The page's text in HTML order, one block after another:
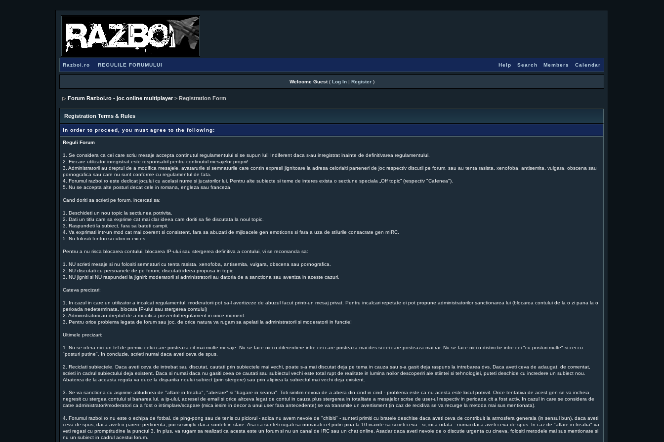
Razboi.ro REGULILE FORUMULUI Help Search Members Calendar
Welcome Guest( Log In| Register)
Forum Razboi.ro - joc online multiplayer > Registration Form
Registration Terms & Rules
In order to proceed, you must agree to the following:
Reguli Forum
1. Se considera ca cei care scriu mesaje accepta continutul regulamentului si se supun lui! Indiferent daca s-au inregistrat inainte de definitivarea regulamentului.
2. Fiecare utilizator inregistrat este responsabil pentru continutul mesajelor proprii!
3. Administratorii au dreptul de a modifica mesajele, avatarurile si semnaturile care contin expresii jignitoare la adresa celorlalti parteneri de joc respectiv discutii pe forum, sau au tenta rasista, xenofoba, antisemita, vulgara, obscena sau
pornografica sau care nu sunt conforme cu regulamentul de fata.
4. Forumul razboi.ro este dedicat jocului cu acelasi nume si jucatorilor lui. Pentru alte subiecte si teme de interes exista o sectiune speciala „Off topic” (respectiv "Cafenea").
5. Nu se accepta alte posturi decat cele in romana, engleza sau franceza.
Cand doriti sa scrieti pe forum, incercati sa:
1. Deschideti un nou topic la sectiunea potrivita.
2. Dati un titlu care sa exprime cat mai clar ideea care doriti sa fie discutata la noul topic.
3. Raspundeti la subiect, fara sa bateti campii.
4. Va exprimati intr-un mod cat mai coerent si consistent, fara sa abuzati de mijloacele gen emoticons si fara a uza de stilurile consacrate gen mIRC.
5. Nu folositi fonturi si culori in exces.
Pentru a nu risca blocarea contului, blocarea IP-ului sau stergerea definitiva a contului, vi se recomanda sa:
1. NU scrieti mesaje si nu folositi semnaturi cu tenta rasista, xenofoba, antisemita, vulgara, obscena sau pornografica.
2. NU discutati cu persoanele de pe forum; discutati ideea propusa in topic.
3. NU jigniti si NU raspundeti la jigniri; moderatorii si administratorii au datoria de a sanctiona sau avertiza in aceste cazuri.
Cateva precizari:
1. In cazul in care un utilizator a incalcat regulamentul, moderatorii pot sa-l avertizeze de abuzul facut printr-un mesaj privat. Pentru incalcari repetate ei pot propune administratorilor sanctionarea lui (blocarea contului de la o zi pana la o
perioada nedeterminata, blocara IP-ului sau stergerea contului)
2. Administratorii au dreptul de a modifica prezentul regulament in orice moment.
3. Pentru orice problema legata de forum sau joc, de orice natura va rugam sa apelati la administratorii si moderatorii in functie!
Ultimele precizari:
1. Nu se ofera nici un fel de premiu celui care posteaza cit mai multe mesaje. Nu se face nici o diferentiere intre cei care posteaza mai des si cei care posteaza mai rar. Nu se face nici o distinctie intre cei "cu posturi multe" si cei cu
"posturi putine". In concluzie, scrieti numai daca aveti ceva de spus.
2. Reciclati subiectele. Daca aveti ceva de intrebat sau discutat, cautati prin subiectele mai vechi, poate s-a mai discutat deja pe tema in cauza sau s-a gasit deja raspuns la intrebarea dvs. Daca aveti ceva de adaugat, de comentat,
scrieti in cadrul subiectului deja existent. Daca si numai daca nu gasiti ceea ce cautati sau subiectul vechi este total rupt de realitate in lumina noilor descoperiri ale stiintei si tehnologiei, puteti deschide cu incredere un subiect nou.
Abaterea de la aceasta regula va duce la disparitia noului subiect (prin stergere) sau prin alipirea la subiectul mai vechi deja existent.
3. Se va sanctiona cu asprime atitudinea de "aflare in treaba", "aberare" si "bagare in seama". Toti simtim nevoia de a abera din cind in cind - problema este ca nu acesta este locul potrivit. Orice tentativa de acest gen se va incheia
negresit cu stergea contului si banarea lui, a ip-ului, adresei de email si orice altceva legat de contul in cauza plus stergerea in totalitate a mesajelor scrise de user-ul respectiv in perioada cit a fost activ. In cazul in care se considera de
catre administratori/moderatori ca a fost o intimplare/scapare (mica iesire in decor a unui user fara antecedente) se va transmite un avertisment (in caz de recidiva se va recurge la metoda mai sus mentionata).
4. Forumul razboi.ro nu este o echipa de fotbal, de ping-pong sau de tenis cu piciorul - adica nu avem nevoie de "chibiti" - sunteti primiti cu bratele deschise daca aveti ceva de contribuit la atmosfera generala (in sensul bun), daca aveti
ceva de spus, daca aveti o parere pertinenta, pur si simplu daca sunteti in stare. Asa ca sunteti rugati sa numarati cel putin pina la 10 inainte sa scrieti ceva - si, inca odata - numai daca aveti ceva de spus. In caz de "aflare in treaba" va
veti regasi cu promptitudine la punctul 3. In plus, va rugam sa realizati ca acesta este un forum si nu un canal de IRC sau un chat online. Asadar daca aveti nevoie de o discutie urgenta cu cineva, folositi metodele mai sus mentionate si
nu un subiect in cadrul acestui forum.